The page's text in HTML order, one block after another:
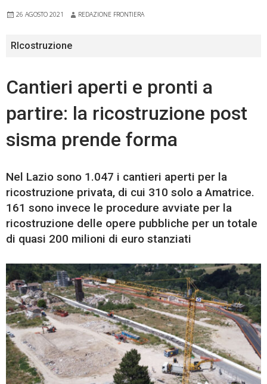
26 AGOSTO 2021 REDAZIONE FRONTIERA
RIcostruzione
Cantieri aperti e pronti a
partire: la ricostruzione post
sisma prende forma
Nel Lazio sono 1.047 i cantieri aperti per la
ricostruzione privata, di cui 310 solo a Amatrice.
161 sono invece le procedure avviate per la
ricostruzione delle opere pubbliche per un totale
di quasi 200 milioni di euro stanziati